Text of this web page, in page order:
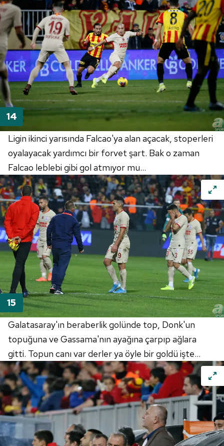
Ligin ikinci yarısında Falcao'ya alan açacak, stoperleri
oyalayacak yardımcı bir forvet şart. Bak o zaman
Falcao leblebi gibi gol atmıyor mu...
Galatasaray'ın beraberlik golünde top, Donk'un
topuğuna ve Gassama'nın ayağına çarpıp ağlara
gitti. Topun canı var derler ya öyle bir goldü işte...